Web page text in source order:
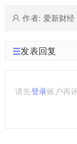
作者: 爱新财经
发表回复
请先登录账户再